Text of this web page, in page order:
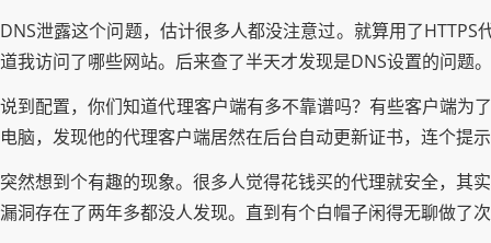
DNS泄露这个问题，估计很多人都没注意过。就算用了
道我访问了哪些网站。后来查了半天才发现是DNS设置的问题
说到配置，你们知道代理客户端有多不靠谱吗？有些客户端为
电脑，发现他的代理客户端居然在后台自动更新证书，连个提
突然想到个有趣的现象。很多人觉得花钱买的代理就安全，其
漏洞存在了两年多都没人发现。直到有个白帽子闲得无聊做了